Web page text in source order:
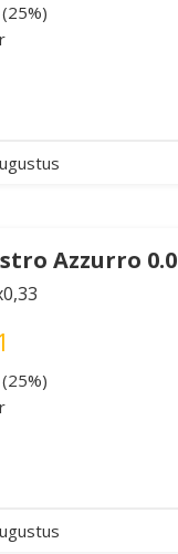
Azzurro 0.0